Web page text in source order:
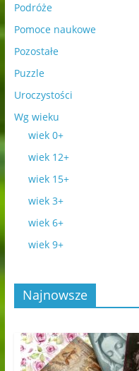
Podróże
Pomoce naukowe
Pozostałe
Puzzle
Uroczystości
Wg wieku
wiek 0+
wiek 12+
wiek 15+
wiek 3+
wiek 6+
wiek 9+
Najnowsze